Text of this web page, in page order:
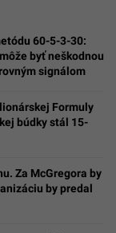
60-5-3-30:
byť neškodnou
signálom
Formuly
búdky stál 15-
Za McGregora by
by predal